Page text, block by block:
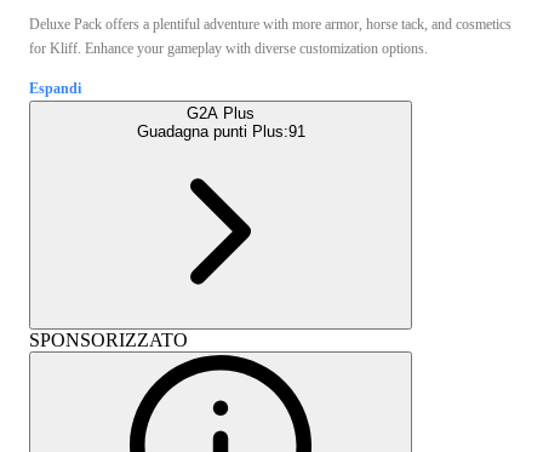
Deluxe Pack offers a plentiful adventure with more armor, horse tack, and cosmetics
for Kliff. Enhance your gameplay with diverse customization options.
Espandi
G2A Plus
Guadagna punti Plus:91
SPONSORIZZATO